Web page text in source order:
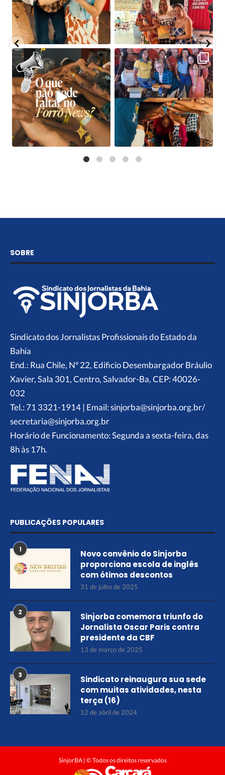
SOBRE
Sindicato dos Jornalistas Profissionais do Estado da
Bahia
End.: Rua Chile, Nº 22, Edificio Desembargador Bráulio
Xavier, Sala 301, Centro, Salvador-Ba, CEP: 40026-
032
Tel.: 71 3321-1914 | Email: sinjorba@sinjorba.org.br/
secretaria@sinjorba.org.br
Horário de Funcionamento: Segunda a sexta-feira, das
8h às 17h.
PUBLICAÇÕES POPULARES
1
Novo convênio do Sinjorba
proporciona escola de inglês
com ótimos descontos
31 de julho de 2025
2
Sinjorba comemora triunfo do
Jornalista Oscar Paris contra
presidente da CBF
13 de março de 2025
3
Sindicato reinaugura sua sede
com muitas atividades, nesta
terça (16)
12 de abril de 2024
SinjorBA | © Todos os direitos reservados